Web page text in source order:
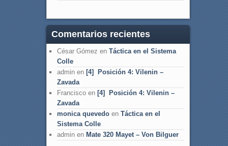
Comentarios recientes
César Gómez en Táctica en el Sistema
Colle
adminen [4] Posición 4: Vilenin –
Zavada
Franciscoen [4] Posición 4: Vilenin –
Zavada
monica quevedoen Táctica en el
Sistema Colle
adminen Mate 320 Mayet – Von Bilguer